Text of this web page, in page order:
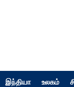
இந்தியா உலகம்